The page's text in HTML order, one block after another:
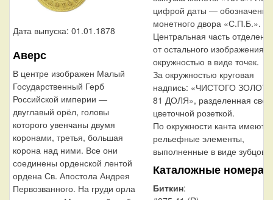
Дата выпуска: 01.01.1878
Аверс
В центре изображен Малый
Государственный Герб
Российской империи —
двуглавый орёл, головы
которого увенчаны двумя
коронами, третья, большая
корона над ними. Все они
соединены орденской лентой
ордена Св. Апостола Андрея
Первозванного. На груди орла
цифрой даты — обозначение
монетного двора «С.П.Б.».
Центральная часть отделена
от остального изображения,
окружностью в виде точек.
За окружностью круговая
надпись: «ЧИСТОГО ЗОЛОТА
81 ДОЛЯ», разделенная
цветочной розеткой.
По окружности канта
рельефные элементы,
выполненные в виде зубцов.
Каталожные номера
Биткин: